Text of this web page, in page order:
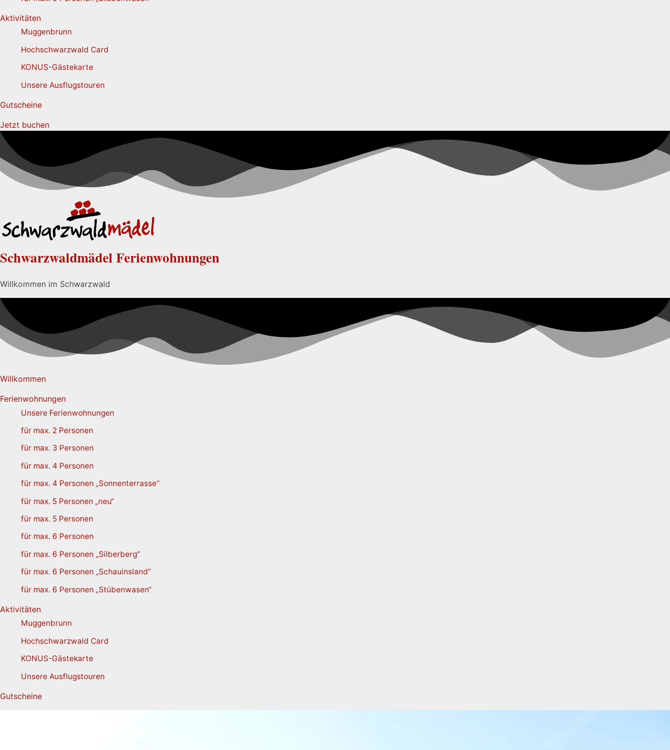
Aktivitäten
Muggenbrunn
Hochschwarzwald Card
KONUS-Gästekarte
Unsere Ausflugstouren
Gutscheine
Jetzt buchen
Schwarzwaldmädel Ferienwohnungen
Willkommen im Schwarzwald
Willkommen
Ferienwohnungen
Unsere Ferienwohnungen
für max. 2 Personen
für max. 3 Personen
für max. 4 Personen
für max. 4 Personen „Sonnenterrasse“
für max. 5 Personen „neu“
für max. 5 Personen
für max. 6 Personen
für max. 6 Personen „Silberberg“
für max. 6 Personen „Schauinsland“
für max. 6 Personen „Stübenwasen“
Aktivitäten
Muggenbrunn
Hochschwarzwald Card
KONUS-Gästekarte
Unsere Ausflugstouren
Gutscheine